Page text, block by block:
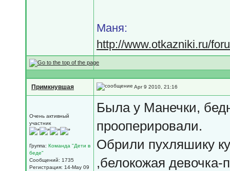
Маня:
http://www.otkazniki.ru/
Примкнувшая Apr 9 2010, 21:16
Очень активный
участник
Группа: Команда "Дети в
беде"
Сообщений: 1735
Регистрация: 14-May 09
Была у Манечки,
прооперировали.
Обрили пухляшику
,белокожая девочка-